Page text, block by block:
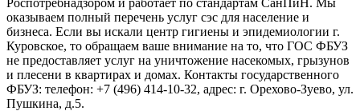
оказываем полный перечень услуг сэс для население и
бизнеса. Если вы искали центр гигиены и эпидемиологии г.
Куровское, то обращаем ваше внимание на то, что ГОС ФБУЗ
не предоставляет услуг на уничтожение насекомых, грызунов
и плесени в квартирах и домах. Контакты государственного
ФБУЗ: телефон: +7 (496) 414-10-32, адрес: г. Орехово-Зуево, ул.
Пушкина, д.5.